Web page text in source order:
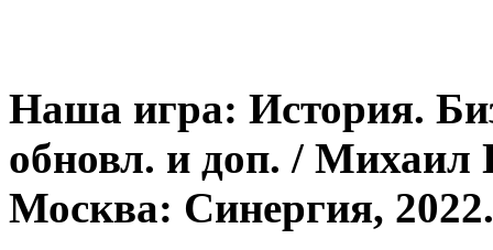
Наша игра: История.
обновл. и доп. / Михаил
Москва: Синергия,